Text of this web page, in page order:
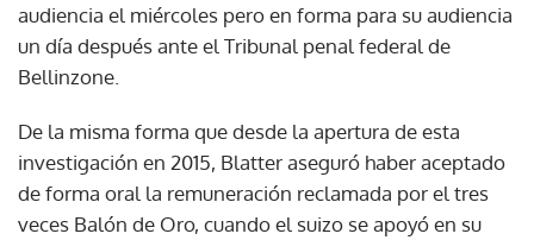
audiencia el miércoles pero en forma para su audiencia
un día después ante el Tribunal penal federal de
Bellinzone.
De la misma forma que desde la apertura de esta
investigación en 2015, Blatter aseguró haber aceptado
de forma oral la remuneración reclamada por el tres
veces Balón de Oro, cuando el suizo se apoyó en su